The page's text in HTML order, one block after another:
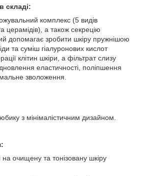
складі:
комплекс (5 видів
церамідів), а також секрецію
допомагає зробити шкіру пружнішою
та суміш гіалуронових кислот
клітин шкіри, а фільтрат слизу
еластичності, поліпшення
зволоження.
з мінімалістичним дизайном.
на очищену та тонізовану шкіру